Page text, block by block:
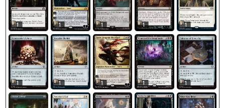
1 1 1 1 1
1 1 1 1 1